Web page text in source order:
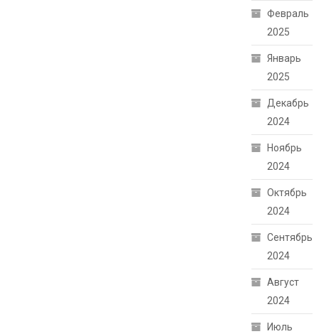
Февраль
2025
Январь
2025
Декабрь
2024
Ноябрь
2024
Октябрь
2024
Сентябрь
2024
Август
2024
Июль